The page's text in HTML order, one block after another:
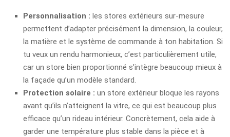
Personnalisation : les stores extérieurs sur-mesure
permettent d’adapter précisément la dimension, la couleur,
la matière et le système de commande à ton habitation. Si
tu veux un rendu harmonieux, c’est particulièrement utile,
car un store bien proportionné s’intègre beaucoup mieux à
la façade qu’un modèle standard.
Protection solaire : un store extérieur bloque les rayons
avant qu’ils n’atteignent la vitre, ce qui est beaucoup plus
efficace qu’un rideau intérieur. Concrètement, cela aide à
garder une température plus stable dans la pièce et à